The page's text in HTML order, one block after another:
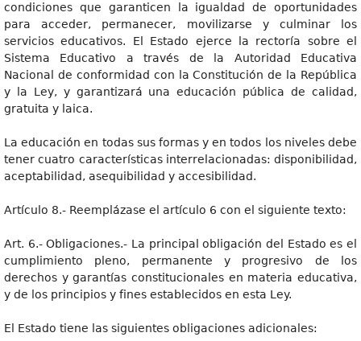
condiciones que garanticen la igualdad de oportunidades
para acceder, permanecer, movilizarse y culminar los
servicios educativos. El Estado ejerce la rectoría sobre el
Sistema Educativo a través de la Autoridad Educativa
Nacional de conformidad con la Constitución de la República
y la Ley, y garantizará una educación pública de calidad,
gratuita y laica.
La educación en todas sus formas y en todos los niveles debe
tener cuatro características interrelacionadas: disponibilidad,
aceptabilidad, asequibilidad y accesibilidad.
Artículo 8.- Reemplázase el artículo 6 con el siguiente texto:
Art. 6.- Obligaciones.- La principal obligación del Estado es el
cumplimiento pleno, permanente y progresivo de los
derechos y garantías constitucionales en materia educativa,
y de los principios y fines establecidos en esta Ley.
El Estado tiene las siguientes obligaciones adicionales: